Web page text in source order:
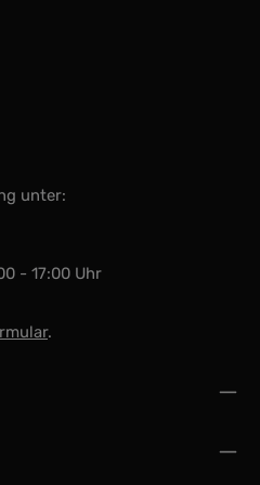
unter:
- 17:00 Uhr
.